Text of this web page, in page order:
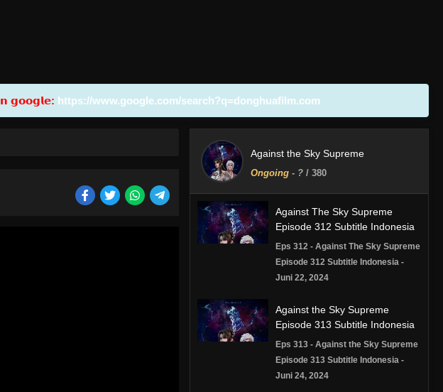
𝗴𝗼𝗼𝗴𝗹𝗲: https://www.google.com/search?q=donghuafilm.com
Against the Sky Supreme
Ongoing- ?/ 380
Against The Sky Supreme
Episode 312 Subtitle Indonesia
Eps 312 - Against The Sky Supreme
Episode 312 Subtitle Indonesia -
Juni 22, 2024
Against the Sky Supreme
Episode 313 Subtitle Indonesia
Eps 313 - Against the Sky Supreme
Episode 313 Subtitle Indonesia -
Juni 24, 2024